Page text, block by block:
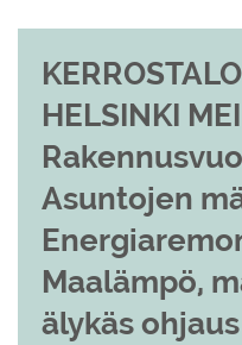
KERROSTALO
HELSINKI
Asuntojen
Maalämpö,
älykäs